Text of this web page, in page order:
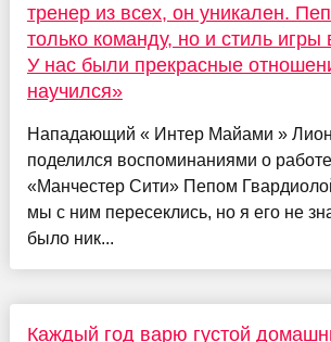
тренер из всех, он уникален.
только команду, но и стиль игры
У нас были прекрасные
научился»
Нападающий « Интер Майами »
поделился воспоминаниями о
«Манчестер Сити» Пепом
мы с ним пересеклись, но я его не
было ник...
Каждый год варю густой